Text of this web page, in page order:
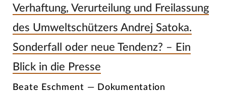
Verhaftung, Verurteilung und Freilassung
des Umweltschützers Andrej Satoka.
Sonderfall oder neue Tendenz? – Ein
Blick in die Presse
Beate Eschment — Dokumentation